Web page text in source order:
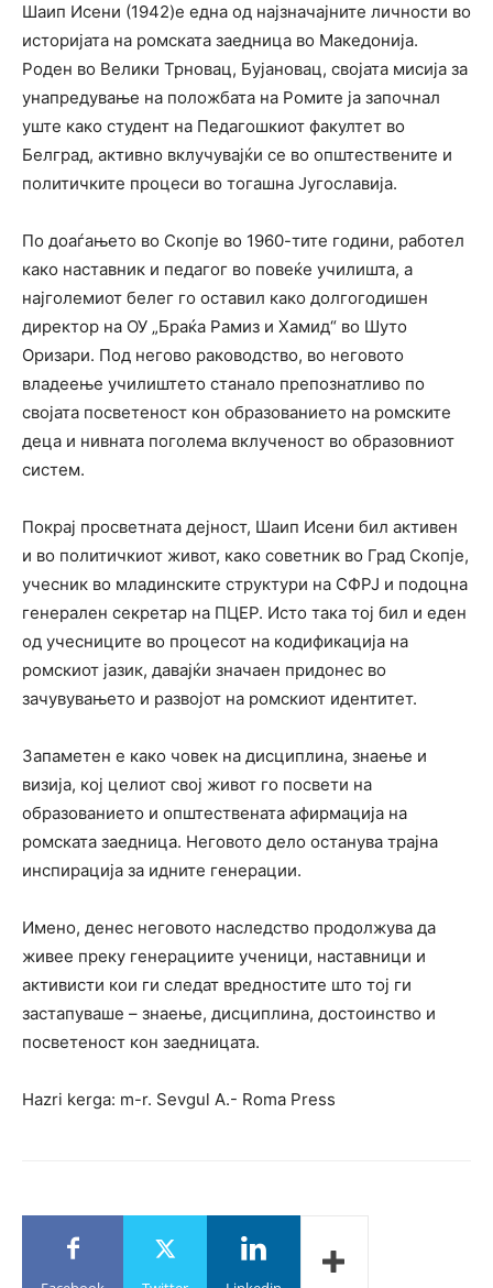
Шаип Исени (1942)е една од најзначајните личности во
историјата на ромската заедница во Македонија.
Роден во Велики Трновац, Бујановац, својата мисија за
унапредување на положбата на Ромите ја започнал
уште како студент на Педагошкиот факултет во
Белград, активно вклучувајќи се во општествените и
политичките процеси во тогашна Југославија.
По доаѓањето во Скопје во 1960-тите години, работел
како наставник и педагог во повеќе училишта, а
најголемиот белег го оставил како долгогодишен
директор на ОУ „Браќа Рамиз и Хамид“ во Шуто
Оризари. Под негово раководство, во неговото
владеење училиштето станало препознатливо по
својата посветеност кон образованието на ромските
деца и нивната поголема вклученост во образовниот
систем.
Покрај просветната дејност, Шаип Исени бил активен
и во политичкиот живот, како советник во Град Скопје,
учесник во младинските структури на СФРЈ и подоцна
генерален секретар на ПЦЕР. Исто така тој бил и еден
од учесниците во процесот на кодификација на
ромскиот јазик, давајќи значаен придонес во
зачувувањето и развојот на ромскиот идентитет.
Запаметен е како човек на дисциплина, знаење и
визија, кој целиот свој живот го посвети на
образованието и општествената афирмација на
ромската заедница. Неговото дело останува трајна
инспирација за идните генерации.
Имено, денес неговото наследство продолжува да
живее преку генерациите ученици, наставници и
активисти кои ги следат вредностите што тој ги
застапуваше – знаење, дисциплина, достоинство и
посветеност кон заедницата.
Hazri kerga: m-r. Sevgul A.- Roma Press